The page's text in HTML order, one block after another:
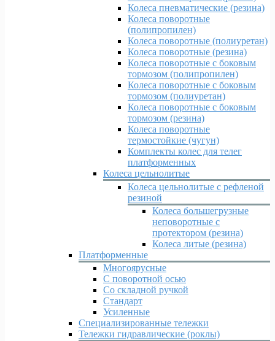
Колеса пневматические (резина)
Колеса поворотные
(полипропилен)
Колеса поворотные (полиуретан)
Колеса поворотные (резина)
Колеса поворотные c боковым
тормозом (полипропилен)
Колеса поворотные c боковым
тормозом (полиуретан)
Колеса поворотные c боковым
тормозом (резина)
Колеса поворотные
термостойкие (чугун)
Комплекты колес для телег
платформенных
Колеса цельнолитые
Колеса цельнолитые с рефленой
резиной
Колеса большегрузные
неповоротные с
протектором (резина)
Колеса литые (резина)
Платформенные
Многоярусные
С поворотной осью
Со складной ручкой
Стандарт
Усиленные
Специализированные тележки
Тележки гидравлические (роклы)